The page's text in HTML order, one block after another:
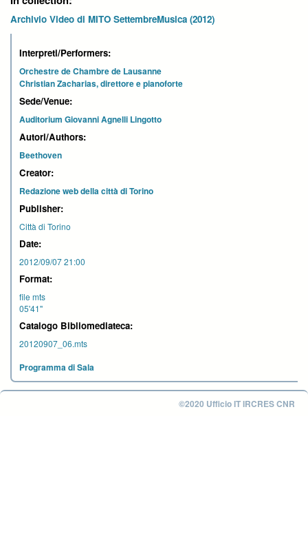
Archivio Video di MITO SettembreMusica (2012)
Interpreti/Performers:
Orchestre de Chambre de Lausanne
Christian Zacharias, direttore e pianoforte
Sede/Venue:
Auditorium Giovanni Agnelli Lingotto
Autori/Authors:
Beethoven
Creator:
Redazione web della città di Torino
Publisher:
Città di Torino
Date:
2012/09/07 21:00
Format:
file mts
05'41''
Catalogo Bibliomediateca:
20120907_06.mts
Programma di Sala
©2020 Ufficio IT IRCRES CNR